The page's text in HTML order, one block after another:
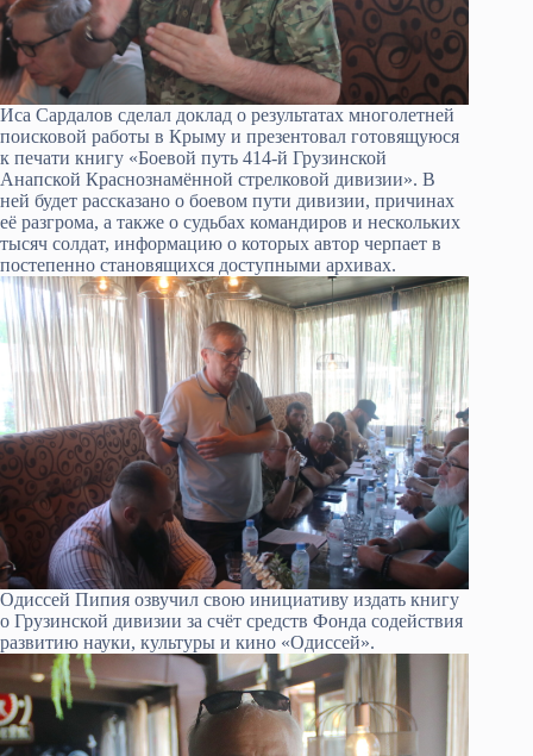
Иса Сардалов сделал доклад о результатах многолетней
поисковой работы в Крыму и презентовал готовящуюся
к печати книгу «Боевой путь 414-й Грузинской
Анапской Краснознамённой стрелковой дивизии». В
ней будет рассказано о боевом пути дивизии, причинах
её разгрома, а также о судьбах командиров и нескольких
тысяч солдат, информацию о которых автор черпает в
постепенно становящихся доступными архивах.
Одиссей Пипия озвучил свою инициативу издать книгу
о Грузинской дивизии за счёт средств Фонда содействия
развитию науки, культуры и кино «Одиссей».